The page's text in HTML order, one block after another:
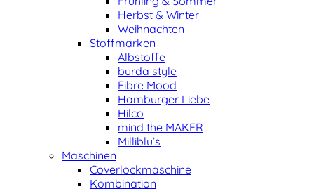
Herbst & Winter
Weihnachten
Stoffmarken
Albstoffe
burda style
Fibre Mood
Hamburger Liebe
Hilco
mind the MAKER
Milliblu’s
Maschinen
Coverlockmaschine
Kombination